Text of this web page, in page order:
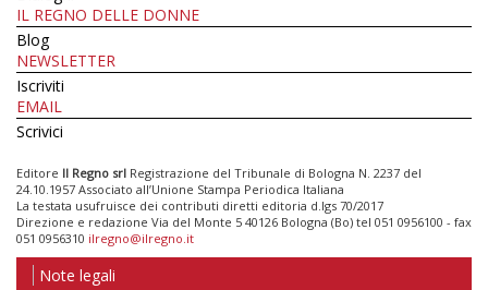
IL REGNO DELLE DONNE
Blog
NEWSLETTER
Iscriviti
EMAIL
Scrivici
Editore Il Regno srl Registrazione del Tribunale di Bologna N. 2237 del
24.10.1957 Associato all’Unione Stampa Periodica Italiana
La testata usufruisce dei contributi diretti editoria d.lgs 70/2017
Direzione e redazione Via del Monte 5 40126 Bologna (Bo) tel 051 0956100 - fax
051 0956310 ilregno@ilregno.it
Note legali